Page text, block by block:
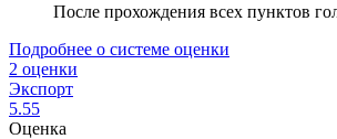
После прохождения всех пунктов
Подробнее о системе оценки
2 оценки
Экспорт
5.55
Оценка